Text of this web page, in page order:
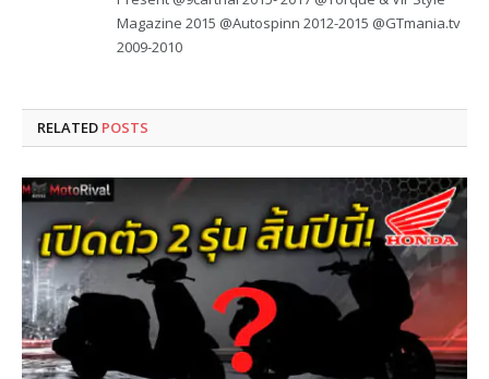
Magazine 2015 @Autospinn 2012-2015 @GTmania.tv
2009-2010
RELATED POSTS